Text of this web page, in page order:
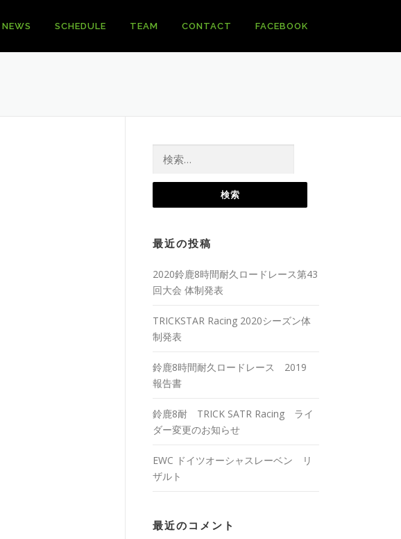
NEWS SCHEDULE TEAM CONTACT FACEBOOK
最近の投稿
2020鈴鹿8時間耐久ロードレース第43
回大会 体制発表
TRICKSTAR Racing 2020シーズン体
制発表
鈴鹿8時間耐久ロードレース 2019
報告書
鈴鹿8耐 TRICK SATR Racing ライ
ダー変更のお知らせ
EWC ドイツオーシャスレーベン リ
ザルト
最近のコメント